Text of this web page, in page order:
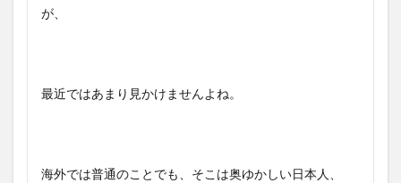
が、
最近ではあまり見かけませんよね。
海外では普通のことでも、そこは奥ゆかしい日本人、